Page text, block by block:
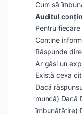
Cum să
Auditul
Pentru
Conține
Răspunde
Ar găsi un
Există ceva
Dacă
muncă) Dacă
îmbunătățire)